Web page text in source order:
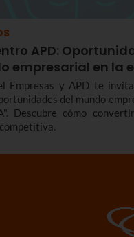
APD:
empresarial en la
Empresas y APD te
del mundo
Descubre cómo